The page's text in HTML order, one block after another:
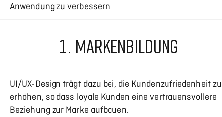
Anwendung zu verbessern.
1. MARKENBILDUNG
UI/UX-Design trägt dazu bei, die Kundenzufriedenheit zu
erhöhen, so dass loyale Kunden eine vertrauensvollere
Beziehung zur Marke aufbauen.